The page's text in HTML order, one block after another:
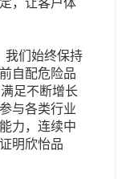
们始终保持
自配危险品
足不断增长
与各类行业
力，连续中
明欣怡品